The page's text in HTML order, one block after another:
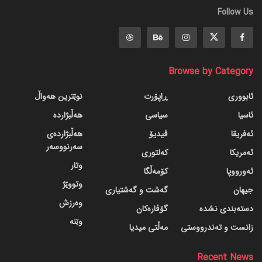
Follow Us
Browse by Category
ئابووری
ئاسیا
ئەفریقا
ئەمریکا
ئەورووپا
جیهان
دسته‌بندی نشده
زانست و تەندرووستی
ڕاپۆرت
سیاسی
ڤیدیۆ
کەلتوری
کۆمەڵگا
گه‌شت و گه‌شتیاری
گۆڤاره‌کان
مەڵتی میدیا
نوێترین هەواڵ
هەڵبژاردە
هەڵبژاردەی
سەرنووسەر
وتار
وتووێژ
وەرزش
وێنە
Recent News